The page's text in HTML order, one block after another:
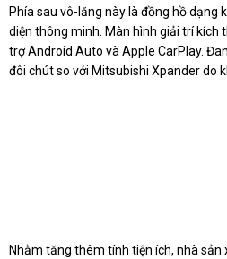
Phía sau vô-lăng này là đồng hồ dạng
diện thông minh. Màn hình giải trí
trợ Android Auto và Apple CarPlay.
đôi chút so với Mitsubishi Xpander do
Nhằm tăng thêm tính tiện ích, nhà